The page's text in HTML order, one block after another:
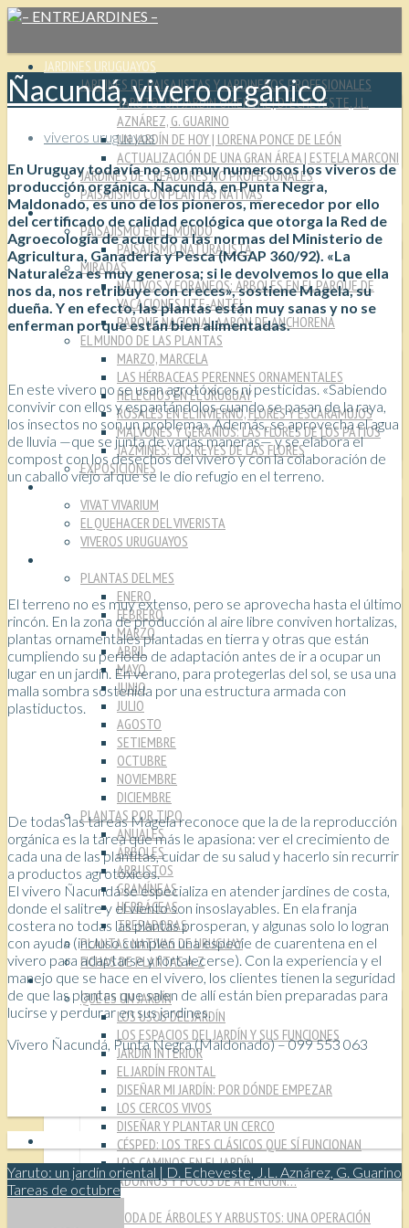
JARDINES URUGUAYOS
JARDINES DE PAISAJISTAS Y JARDINEROS PROFESIONALES
YARUTO: UN JARDÍN ORIENTAL | D. ECHEVESTE, J.L.
AZNÁREZ, G. GUARINO
UN JARDÍN DE HOY | LORENA PONCE DE LEÓN
ACTUALIZACIÓN DE UNA GRAN ÁREA | ESTELA MARCONI
JARDINES DE CREADORES NO PROFESIONALES
PAISAJISMO CON PLANTAS NATIVAS
CULTURA JARDINERA
PAISAJISMO EN EL MUNDO
PAISAJISMO NATURALISTA
MIRADAS
NATIVOS Y FORÁNEOS: ÁRBOLES EN EL PARQUE DE
VACACIONES UTE-ANTEL
PARQUE NACIONAL AARÓN DE ANCHORENA
EL MUNDO DE LAS PLANTAS
MARZO, MARCELA
LAS HÉRBACEAS PERENNES ORNAMENTALES
HELECHOS EN EL URUGUAY
ROSALES EN EL INVIERNO, FLORES Y ESCARAMUJOS
MALVONES Y GERANIOS: LAS FLORES DE LOS PATIOS
JAZMINES: LOS REYES DE LAS FLORES
EXPOSICIONES
VIVEROS
VIVAT VIVARIUM
EL QUEHACER DEL VIVERISTA
VIVEROS URUGUAYOS
PLANTAS DEL MES
ENERO
FEBRERO
MARZO
ABRIL
MAYO
JUNIO
JULIO
AGOSTO
SETIEMBRE
OCTUBRE
NOVIEMBRE
DICIEMBRE
PLANTAS POR TIPO
ANUALES
ÁRBOLES
ARBUSTOS
GRAMÍNEAS
HERBÁCEAS
TREPADORAS
PLANTAS NATIVAS DE URUGUAY
FICHAS DE PLANTAS A-Z
TÉCNICAS
QUÉ ES UN JARDÍN
LOS USOS DEL JARDÍN
LOS ESPACIOS DEL JARDÍN Y SUS FUNCIONES
JARDÍN INTERIOR
EL JARDÍN FRONTAL
DISEÑAR MI JARDÍN: POR DÓNDE EMPEZAR
LOS CERCOS VIVOS
DISEÑAR Y PLANTAR UN CERCO
CÉSPED: LOS TRES CLÁSICOS QUE SÍ FUNCIONAN
LOS CAMINOS EN EL JARDÍN
ADORNOS Y FOCOS DE ATENCIÓN…
PODA
PODA DE ÁRBOLES Y ARBUSTOS: UNA OPERACIÓN
Ñacundá, vivero orgánico
viveros uruguayos
En Uruguay todavía no son muy numerosos los viveros de
producción orgánica. Ñacundá, en Punta Negra,
Maldonado, es uno de los pioneros, merecedor por ello
del certificado de calidad ecológica que otorga la Red de
Agroecología de acuerdo a las normas del Ministerio de
Agricultura, Ganadería y Pesca (MGAP 360/92). «La
Naturaleza es muy generosa; si le devolvemos lo que ella
nos da, nos retribuye con creces», sostiene Magela, su
dueña. Y en efecto, las plantas están muy sanas y no se
enferman porque están bien alimentadas.
En este vivero no se usan agrotóxicos ni pesticidas. «Sabiendo
convivir con ellos y espantándolos cuando se pasan de la raya,
los insectos no son un problema». Además, se aprovecha el agua
de lluvia —que se junta de varias maneras— y se elabora el
compost con los desechos del vivero y con la colaboración de
un caballo viejo al que se le dio refugio en el terreno.
El terreno no es muy extenso, pero se aprovecha hasta el último
rincón. En la zona de producción al aire libre conviven hortalizas,
plantas ornamentales plantadas en tierra y otras que están
cumpliendo su período de adaptación antes de ir a ocupar un
lugar en un jardín. En verano, para protegerlas del sol, se usa una
malla sombra sostenida por una estructura armada con
plastiductos.
De todas las tareas Magela reconoce que la de la reproducción
orgánica es la tarea que más le apasiona: ver el crecimiento de
cada una de las plantitas, cuidar de su salud y hacerlo sin recurrir
a productos agrotóxicos.
El vivero Ñacundá se especializa en atender jardines de costa,
donde el salitre y el viento son insoslayables. En ela franja
costera no todas las plantas prosperan, y algunas solo lo logran
con ayuda (incluso cumplen una especie de cuarentena en el
vivero para adaptarse y fortalecerse). Con la experiencia y el
manejo que se hace en el vivero, los clientes tienen la seguridad
de que las plantas que salen de allí están bien preparadas para
lucirse y perdurar en sus jardines.
Vivero Ñacundá, Punta Negra (Maldonado) – 099 553 063
Yaruto: un jardín oriental | D. Echeveste, J.L. Aznárez, G. Guarino
Tareas de octubre